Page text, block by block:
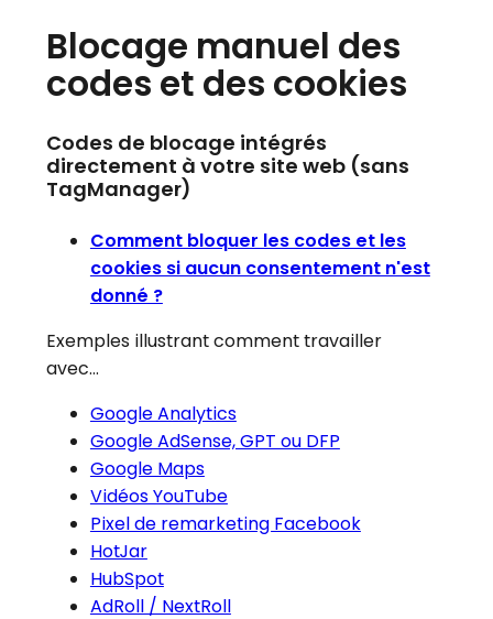
Blocage manuel des
codes et des cookies
Codes de blocage intégrés
directement à votre site web (sans
TagManager)
Comment bloquer les codes et les
cookies si aucun consentement n'est
donné ?
Exemples illustrant comment travailler
avec…
Google Analytics
Google AdSense, GPT ou DFP
Google Maps
Vidéos YouTube
Pixel de remarketing Facebook
HotJar
HubSpot
AdRoll / NextRoll